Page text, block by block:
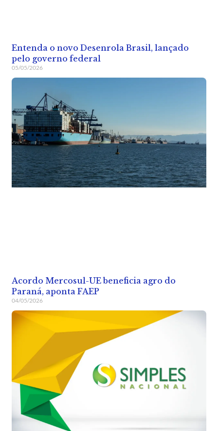
Entenda o novo Desenrola Brasil, lançado
pelo governo federal
05/05/2026
Acordo Mercosul-UE beneficia agro do
Paraná, aponta FAEP
04/05/2026